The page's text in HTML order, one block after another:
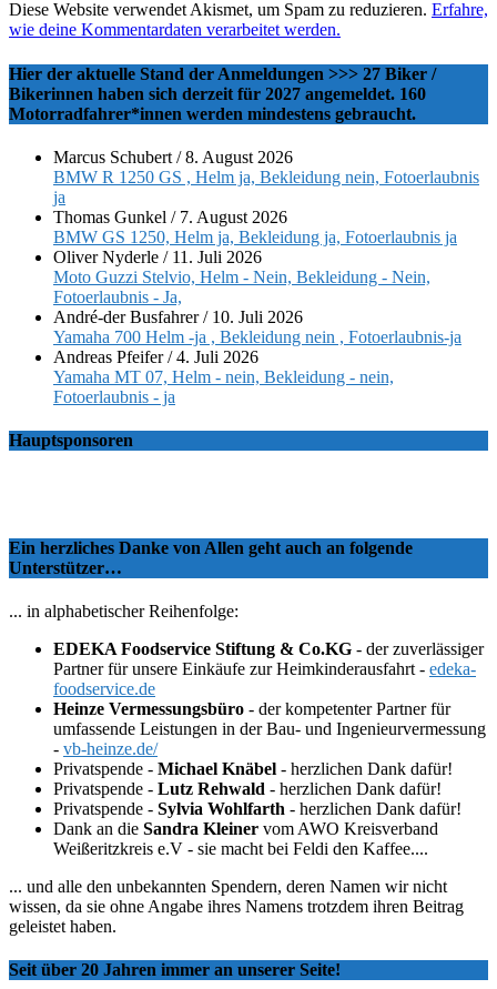
Diese Website verwendet Akismet, um Spam zu reduzieren. Erfahre,
wie deine Kommentardaten verarbeitet werden.
Hier der aktuelle Stand der Anmeldungen >>> 27 Biker /
Bikerinnen haben sich derzeit für 2027 angemeldet. 160
Motorradfahrer*innen werden mindestens gebraucht.
Marcus Schubert /8. August 2026
BMW R 1250 GS , Helm ja, Bekleidung nein, Fotoerlaubnis
ja
Thomas Gunkel / 7. August 2026
BMW GS 1250, Helm ja, Bekleidung ja, Fotoerlaubnis ja
Oliver Nyderle / 11. Juli 2026
Moto Guzzi Stelvio, Helm - Nein, Bekleidung - Nein,
Fotoerlaubnis - Ja,
André-der Busfahrer/ 10. Juli 2026
Yamaha 700 Helm -ja , Bekleidung nein , Fotoerlaubnis-ja
Andreas Pfeifer/4. Juli 2026
Yamaha MT 07, Helm - nein, Bekleidung - nein,
Fotoerlaubnis - ja
Hauptsponsoren
Ein herzliches Danke von Allen geht auch an folgende
Unterstützer…
... in alphabetischer Reihenfolge:
EDEKA Foodservice Stiftung & Co.KG - der zuverlässiger
Partner für unsere Einkäufe zur Heimkinderausfahrt - edeka-
foodservice.de
Heinze Vermessungsbüro - der kompetenter Partner für
umfassende Leistungen in der Bau- und Ingenieurvermessung
- vb-heinze.de/
Privatspende - Michael Knäbel - herzlichen Dank dafür!
Privatspende - Lutz Rehwald - herzlichen Dank dafür!
Privatspende - Sylvia Wohlfarth - herzlichen Dank dafür!
Dank an die Sandra Kleiner vom AWO Kreisverband
Weißeritzkreis e.V - sie macht bei Feldi den Kaffee....
... und alle den unbekannten Spendern, deren Namen wir nicht
wissen, da sie ohne Angabe ihres Namens trotzdem ihren Beitrag
geleistet haben.
Seit über 20 Jahren immer an unserer Seite!